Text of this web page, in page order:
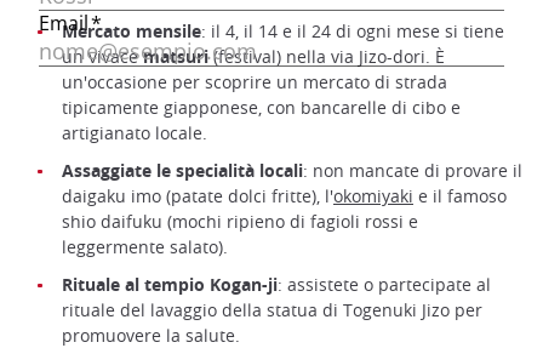
Mercato mensile: il 4, il 14 e il 24 di ogni mese si tiene
un vivacematsuri(festival) nella via Jizo-dori. È
un'occasione per scoprire un mercato di strada
tipicamente giapponese, con bancarelle di cibo e
artigianato locale.
Assaggiate le specialità locali: non mancate di provare il
daigaku imo (patate dolci fritte), l'okomiyaki e il famoso
shio daifuku (mochi ripieno di fagioli rossi e
leggermente salato).
Rituale al tempio Kogan-ji: assistete o partecipate al
rituale del lavaggio della statua di Togenuki Jizo per
promuovere la salute.